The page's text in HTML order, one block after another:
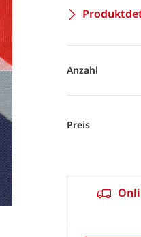
Anzahl
Preis